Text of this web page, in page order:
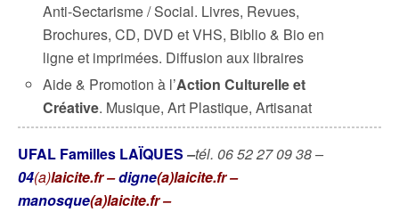
Anti-Sectarisme / Social. Livres, Revues,
Brochures, CD, DVD et VHS, Biblio & Bio en
ligne et imprimées. Diffusion aux libraires
Aide & Promotion à l’Action Culturelle et
Créative. Musique, Art Plastique, Artisanat
UFAL Familles LAÏQUES –tél. 06 52 27 09 38 –
04(a)laicite.fr –digne(a)laicite.fr –
manosque(a)laicite.fr –